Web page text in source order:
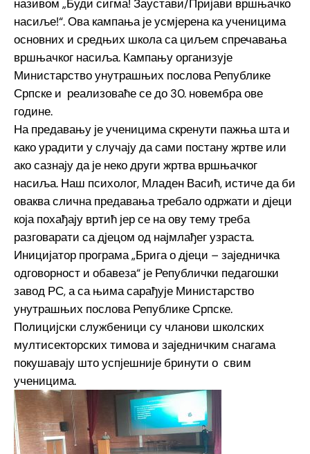
називом „Буди сигма! Заустави/Пријави вршњачко
насиље!“. Ова кампања је усмјерена ка ученицима
основних и средњих школа са циљем спречавања
вршњачког насиља. Кампању организује
Министарство унутрашњих послова Републике
Српске и реализоваће се до 30. новембра ове
године.
На предавању је ученицима скренути пажња шта и
како урадити у случају да сами постану жртве или
ако сазнају да је неко други жртва вршњачког
насиља. Наш психолог, Младен Васић, истиче да би
оваква слична предавања требало одржати и дјеци
која похађају вртић јер се на ову тему треба
разговарати са дјецом од најмлађег узраста.
Иницијатор програма „Брига о дјеци – заједничка
одговорност и обавеза“ је Републички педагошки
завод РС, а са њима сарађује Министарство
унутрашњих послова Републике Српске.
Полицијски службеници су чланови школских
мултисекторских тимова и заједничким снагама
покушавају што успјешније бринути о свим
ученицима.